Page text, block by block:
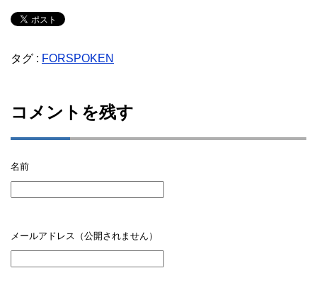
タグ : FORSPOKEN
コメントを残す
名前
メールアドレス（公開されません）